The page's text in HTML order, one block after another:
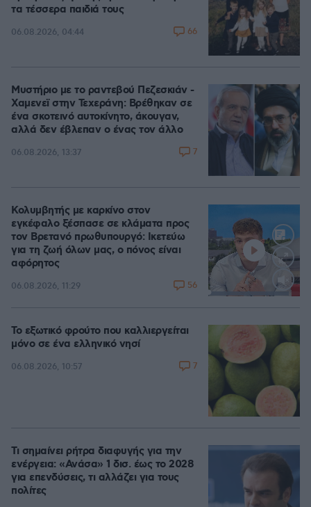
τα τέσσερα παιδιά τους
06.08.2026, 04:44 66
Μυστήριο με το ραντεβού Πεζεσκιάν -
Χαμενεϊ στην Τεχεράνη: Βρέθηκαν σε
ένα σκοτεινό αυτοκίνητο, άκουγαν,
αλλά δεν έβλεπαν ο ένας τον άλλο
06.08.2026, 13:37 7
Loaded
Κολυμβητής με καρκίνο στον
εγκέφαλο ξέσπασε σε κλάματα προς
τον Βρετανό πρωθυπουργό: Ικετεύω
για τη ζωή όλων μας, ο πόνος είναι
αφόρητος
06.08.2026, 11:29 56
Το εξωτικό φρούτο που καλλιεργείται
μόνο σε ένα ελληνικό νησί
06.08.2026, 10:57 7
Τι σημαίνει ρήτρα διαφυγής για την
ενέργεια: «Ανάσα» 1 δισ. έως το 2028
για επενδύσεις, τι αλλάζει για τους
πολίτες